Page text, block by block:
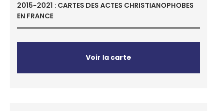
2015-2021 : CARTES DES ACTES CHRISTIANOPHOBES
EN FRANCE
Voir la carte